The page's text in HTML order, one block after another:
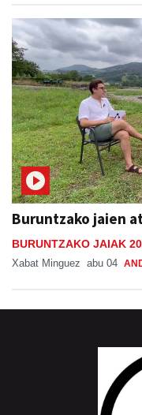
Buruntzako jaien
BURUNTZAKO JAIAK
Xabat Minguez abu 04